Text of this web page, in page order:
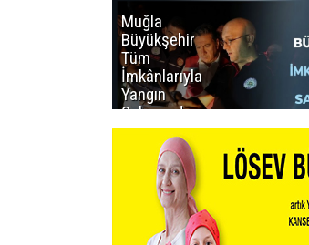
Muğla
Büyükşehir
Tüm
İmkânlarıyla
Yangın
Sahasında